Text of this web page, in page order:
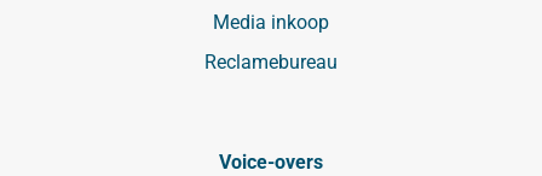
Media inkoop
Reclamebureau
Voice-overs